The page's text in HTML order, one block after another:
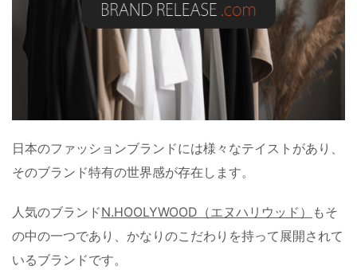
日本のファッションブランドには様々なテイストがあり、
そのブランド特有の世界感が存在します。
人気のブランドN.HOOLYWOOD（エヌハリウッド）
もそ
の中の一つであり、かなりのこだわりを持って展開されて
いるブランドです。